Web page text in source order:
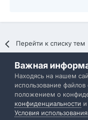
Перейти к списку тем
Политика
Важная
Находясь на нашем
использование
положением о
конфиденциальности
Условия использования